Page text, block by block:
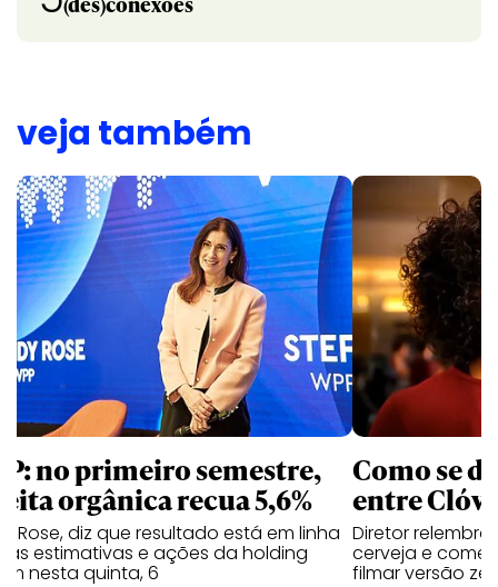
veja também
no primeiro semestre,
orgânica recua 5,6%
Rose, diz que resultado está em linha
as estimativas e ações da holding
nesta quinta, 6
Como se
entre
Diretor
cerveja e
filmar versão